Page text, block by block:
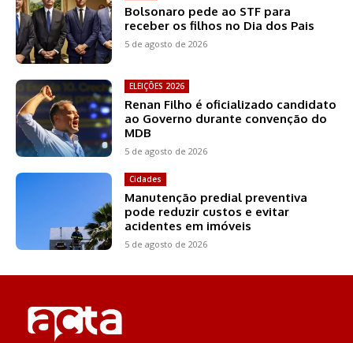
Bolsonaro pede ao STF para
receber os filhos no Dia dos Pais
5 de agosto de 2026
ELEIÇÕES 2026
Renan Filho é oficializado candidato
ao Governo durante convenção do
MDB
5 de agosto de 2026
Cidades
Manutenção predial preventiva
pode reduzir custos e evitar
acidentes em imóveis
5 de agosto de 2026